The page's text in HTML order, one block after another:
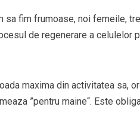
sa fim frumoase, noi femeile,
de regenerare a celulelor
maxima din activitatea sa,
”pentru maine“. Este